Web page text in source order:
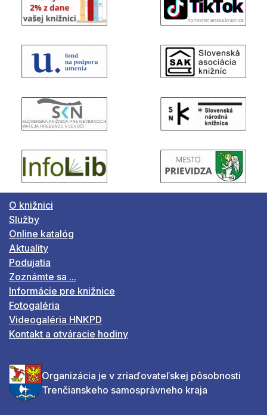
O knižnici
Služby
Online katalóg
Aktuality
Podujatia
Zoznámte sa ...
Informácie pre knižnice
Fotogaléria
Videogaléria HNKPD
Kontakt a otváracie hodiny
Organizácia je v zriaďovateľskej pôsobnosti
Trenčianskeho samosprávneho kraja